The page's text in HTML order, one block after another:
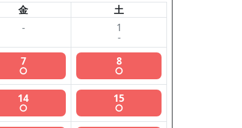
金
土
- 1
-
7
○
8
○
14
○
15
○